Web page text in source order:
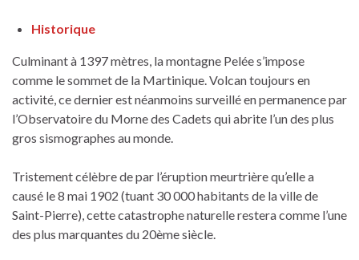
Historique
Culminant à 1397 mètres, la montagne Pelée s’impose
comme le sommet de la Martinique. Volcan toujours en
activité, ce dernier est néanmoins surveillé en permanence par
l’Observatoire du Morne des Cadets qui abrite l’un des plus
gros sismographes au monde.
Tristement célèbre de par l’éruption meurtrière qu’elle a
causé le 8 mai 1902 (tuant 30 000 habitants de la ville de
Saint-Pierre), cette catastrophe naturelle restera comme l’une
des plus marquantes du 20ème siècle.